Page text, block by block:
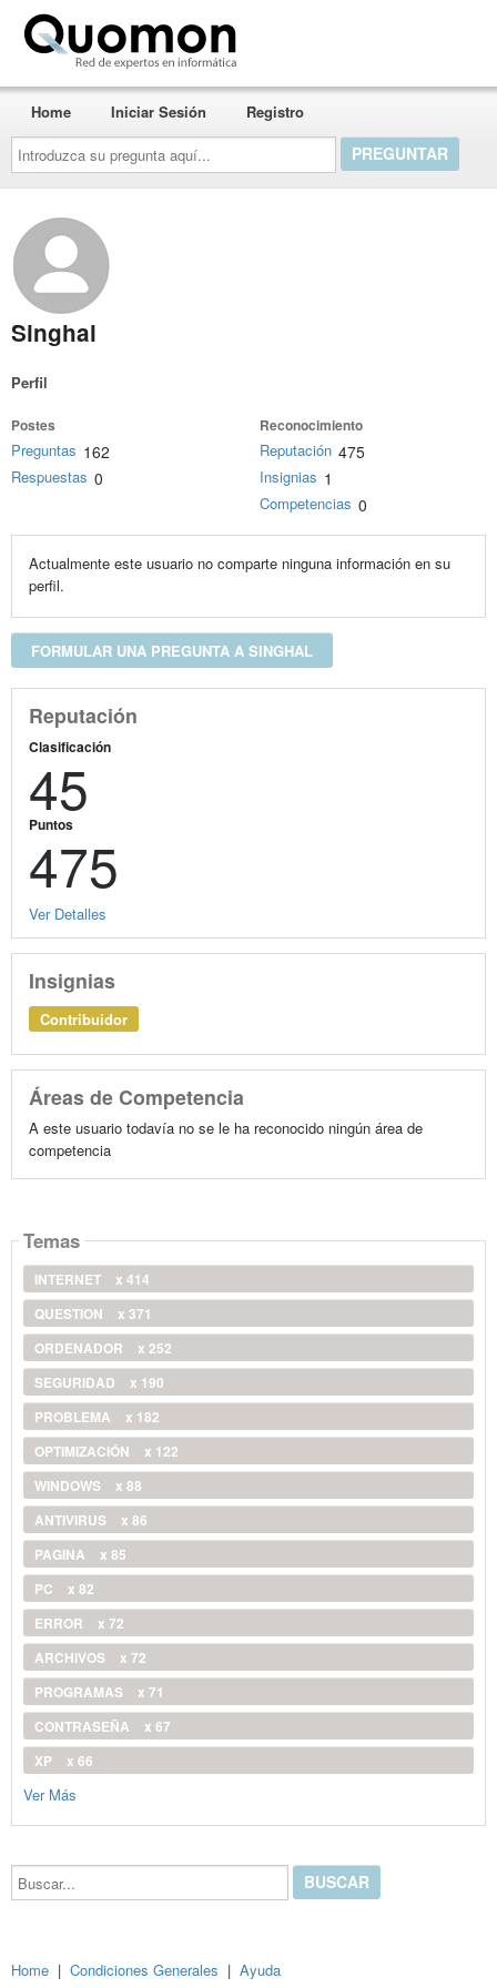
Introduzca
su
pregunta
aquí...
Home Iniciar Sesión Registro
Singhal
Perfil
Postes
Preguntas 162
Respuestas 0
Reconocimiento
Reputación 475
Insignias 1
Competencias 0
Actualmente este usuario no comparte ninguna información en su
perfil.
FORMULAR UNA PREGUNTA A SINGHAL
Reputación
Clasificación
45
Puntos
475
Ver Detalles
Insignias
Contribuidor
Áreas de Competencia
A este usuario todavía no se le ha reconocido ningún área de
competencia
Temas
INTERNET
x 414
QUESTION
x 371
ORDENADOR
x 252
SEGURIDAD
x 190
PROBLEMA
x 182
OPTIMIZACIÓN
x 122
WINDOWS
x 88
ANTIVIRUS
x 86
PAGINA
x 85
PC
x 82
ERROR
x 72
ARCHIVOS
x 72
PROGRAMAS
x 71
CONTRASEÑA
x 67
XP
x 66
Ver Más
Buscar...
Home | Condiciones Generales | Ayuda